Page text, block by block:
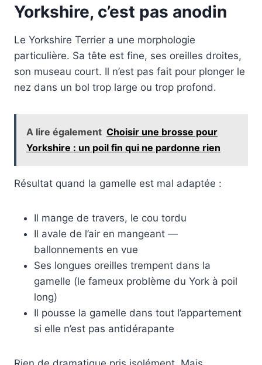
Yorkshire, c’est pas anodin
Le Yorkshire Terrier a une morphologie
particulière. Sa tête est fine, ses oreilles droites,
son museau court. Il n’est pas fait pour plonger le
nez dans un bol trop large ou trop profond.
A lire également Choisir une brosse pour
Yorkshire : un poil fin qui ne pardonne rien
Résultat quand la gamelle est mal adaptée :
Il mange de travers, le cou tordu
Il avale de l’air en mangeant —
ballonnements en vue
Ses longues oreilles trempent dans la
gamelle (le fameux problème du York à poil
long)
Il pousse la gamelle dans tout l’appartement
si elle n’est pas antidérapante